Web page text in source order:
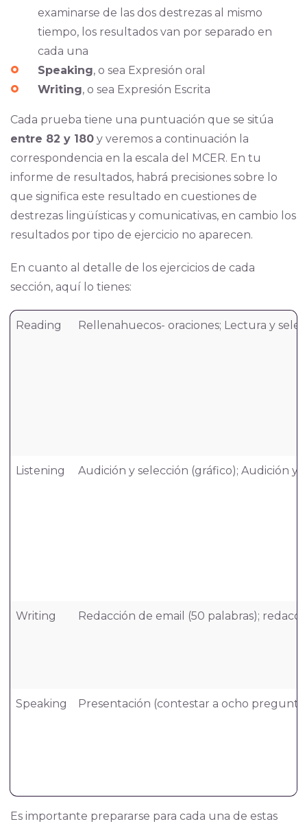
examinarse de las dos destrezas al mismo
tiempo, los resultados van por separado en
cada una
Speaking, o sea Expresión oral
Writing, o sea Expresión Escrita
Cada prueba tiene una puntuación que se sitúa
entre 82 y 180 y veremos a continuación la
correspondencia en la escala del MCER. En tu
informe de resultados, habrá precisiones sobre lo
que significa este resultado en cuestiones de
destrezas lingüísticas y comunicativas, en cambio los
resultados por tipo de ejercicio no aparecen.
En cuanto al detalle de los ejercicios de cada
sección, aquí lo tienes:
Reading Rellenahuecos- oraciones; Lectura y
Listening Audición y selección (gráfico); Audición y
Writing Redacción de email (50 palabras);
Speaking Presentación (contestar a ocho
Es importante prepararse para cada una de estas